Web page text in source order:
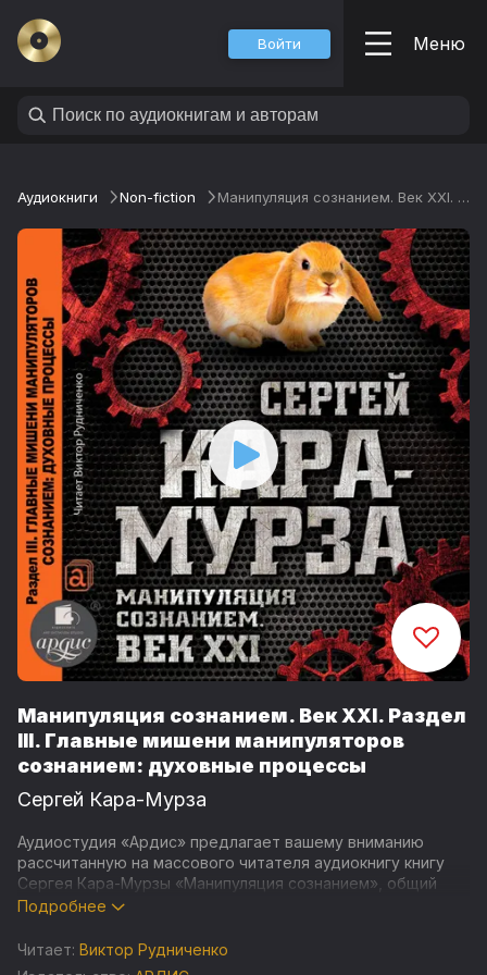
Войти Меню
Аудиокниги Non-fiction Манипуляция сознанием. Век XXI. Раздел III. Главные мишени манипуляторов сознанием: духовные процессы
Манипуляция сознанием. Век XXI. Раздел
III. Главные мишени манипуляторов
сознанием: духовные процессы
Сергей Кара-Мурза
Аудиостудия «Ардис» предлагает вашему вниманию
рассчитанную на массового читателя аудиокнигу книгу
Сергея Кара-Мурзы «Манипуляция сознанием», общий
тираж бумажных изданий которой достиг 50 000
Сергей Георгиевич выявляет устройство всей системы
Подробнее
Читает: Виктор Рудниченко